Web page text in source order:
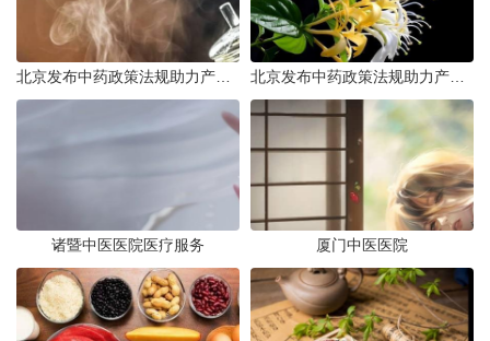
诸暨中医医院医疗服务 厦门中医医院